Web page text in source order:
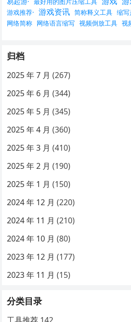
游戏推荐· 游戏资讯 简称释义工具 缩
网络简称 网络语言缩写 视频倒放工具 视
归档
2025 年 7 月 (267)
2025 年 6 月 (344)
2025 年 5 月 (345)
2025 年 4 月 (360)
2025 年 3 月 (410)
2025 年 2 月 (190)
2025 年 1 月 (150)
2024 年 12 月 (220)
2024 年 11 月 (210)
2024 年 10 月 (80)
2023 年 12 月 (177)
2023 年 11 月 (15)
分类目录